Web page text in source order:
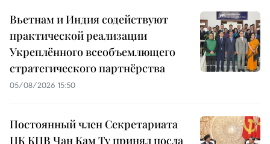
Вьетнам и Индия содействуют
практической реализации
Укреплённого всеобъемлющего
стратегического партнёрства
05/08/2026 15:50
Постоянный член Секретариата
ЦК КПВ Чан Кам Ту принял посла